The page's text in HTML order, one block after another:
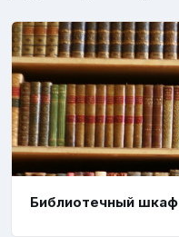
Библиотечный шкаф